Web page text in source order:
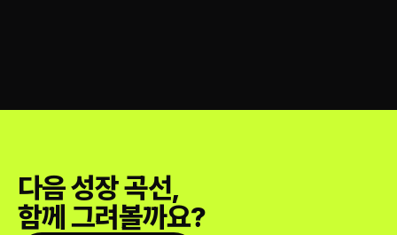
다음 성장 곡선,
함께 그려볼까요?